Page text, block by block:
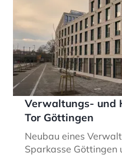
Verwaltungs- und
Tor Göttingen
Neubau eines
Sparkasse Göttingen